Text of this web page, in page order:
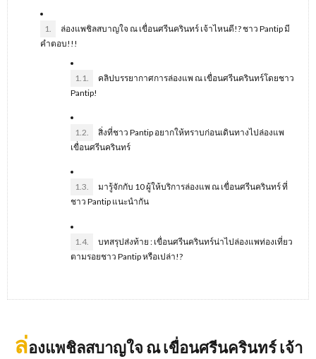
1.
ล่องแพชิลสบาญใจ ณ เขื่อนศรีนครินทร์ เจ้าไหนดี!? ชาว Pantip มี
คำตอบ!!!
1.1.
คลิปบรรยากาศการล่องแพ ณ เขื่อนศรีนครินทร์โดยชาว
Pantip!
1.2.
สิ่งที่ชาว Pantip อยากให้ทราบก่อนเดินทางไปล่องแพ
เขื่อนศรีนครินทร์
1.3.
มารู้จักกับ 10 ผู้ให้บริการล่องแพ ณ เขื่อนศรีนครินทร์ ที่
ชาว Pantip แนะนำกัน
1.4.
บทสรุปส่งท้าย : เขื่อนศรีนครินทร์น่าไปล่องแพท่องเที่ยว
ตามรอยชาว Pantip หรือเปล่า!?
ล่องแพชิลสบาญใจ ณ เขื่อนศรีนครินทร์ เจ้า